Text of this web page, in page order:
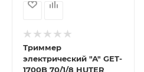
Триммер
электрический "А" GET-
1700B 70/1/8 HUTER